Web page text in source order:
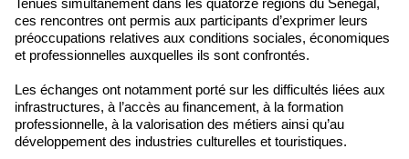
Tenues simultanément dans les quatorze régions du Sénégal,
ces rencontres ont permis aux participants d’exprimer leurs
préoccupations relatives aux conditions sociales, économiques
et professionnelles auxquelles ils sont confrontés.
Les échanges ont notamment porté sur les difficultés liées aux
infrastructures, à l’accès au financement, à la formation
professionnelle, à la valorisation des métiers ainsi qu’au
développement des industries culturelles et touristiques.